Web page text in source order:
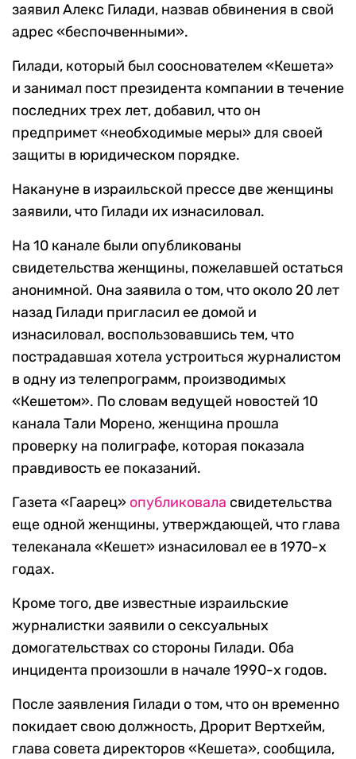
заявил Алекс Гилади, назвав обвинения в свой
адрес «беспочвенными».
Гилади, который был сооснователем «Кешета»
и занимал пост президента компании в течение
последних трех лет, добавил, что он
предпримет «необходимые меры» для своей
защиты в юридическом порядке.
Накануне в израильской прессе две женщины
заявили, что Гилади их изнасиловал.
На 10 канале были опубликованы
свидетельства женщины, пожелавшей остаться
анонимной. Она заявила о том, что около 20 лет
назад Гилади пригласил ее домой и
изнасиловал, воспользовавшись тем, что
пострадавшая хотела устроиться журналистом
в одну из телепрограмм, производимых
«Кешетом». По словам ведущей новостей 10
канала Тали Морено, женщина прошла
проверку на полиграфе, которая показала
правдивость ее показаний.
Газета «Гаарец» опубликовала свидетельства
еще одной женщины, утверждающей, что глава
телеканала «Кешет» изнасиловал ее в 1970-х
годах.
Кроме того, две известные израильские
журналистки заявили о сексуальных
домогательствах со стороны Гилади. Оба
инцидента произошли в начале 1990-х годов.
После заявления Гилади о том, что он временно
покидает свою должность, Дрорит Вертхейм,
глава совета директоров «Кешета», сообщила,